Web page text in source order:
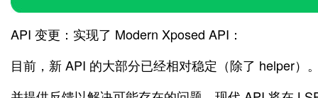
API 变更：实现了 Modern Xposed API：
目前，新 API 的大部分已经相对稳定（除了 helper）